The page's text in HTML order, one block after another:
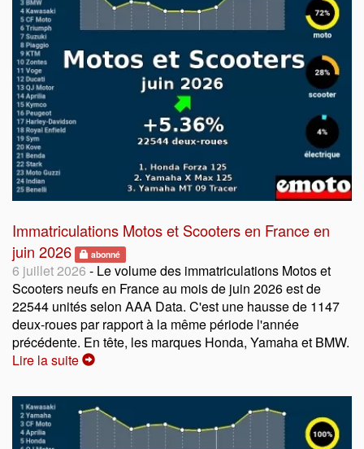
Immatriculations Motos et Scooters en France en
juin 2026
abonné
6 juillet 2026 - Le volume des immatriculations Motos et
Scooters neufs en France au mois de juin 2026 est de
22544 unités selon AAA Data. C'est une hausse de 1147
deux-roues par rapport à la même période l'année
précédente. En tête, les marques Honda, Yamaha et BMW.
Lire la suite